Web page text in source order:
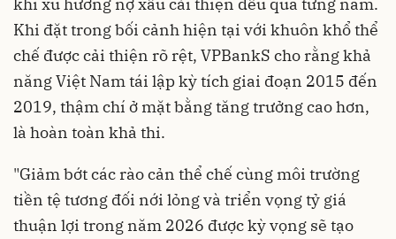
Khi đặt trong bối cảnh hiện tại với khuôn khổ thể
chế được cải thiện rõ rệt, VPBankS cho rằng khả
năng Việt Nam tái lập kỳ tích giai đoạn 2015 đến
2019, thậm chí ở mặt bằng tăng trưởng cao hơn,
là hoàn toàn khả thi.
"Giảm bớt các rào cản thể chế cùng môi trường
tiền tệ tương đối nới lỏng và triển vọng tỷ giá
thuận lợi trong năm 2026 được kỳ vọng sẽ tạo